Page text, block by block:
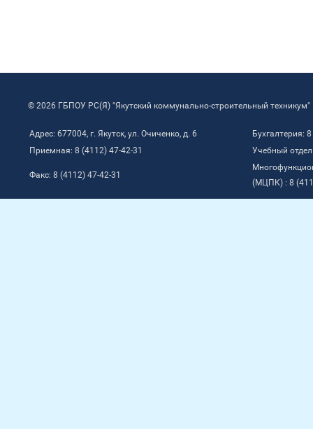
© 2026 ГБПОУ РС(Я) "Якутский коммунально-строительный техникум"
Адрес: 677004, г. Якутск, ул. Очиченко, д. 6
Бухгалтерия:
Приемная: 8 (4112) 47-42-31
Учебный
Факс: 8 (4112) 47-42-31
(МЦПК) : 8